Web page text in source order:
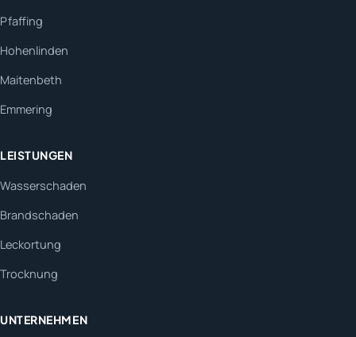
Pfaffing
Hohenlinden
Maitenbeth
Emmering
LEISTUNGEN
Wasserschaden
Brandschaden
Leckortung
Trocknung
UNTERNEHMEN